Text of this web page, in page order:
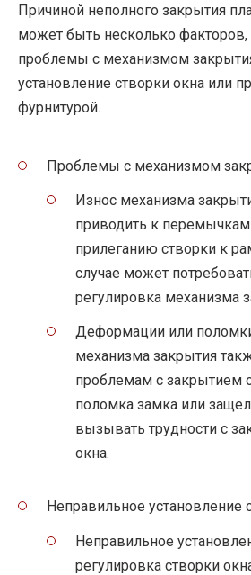
Причиной неполного закрытия
может быть несколько
проблемы с механизмом
установление створки окна или
фурнитурой.
Проблемы с механизмом
Износ механизма
приводить к
прилеганию створки к
случае может
регулировка механизма
Деформации или
механизма закрытия
проблемам с закрытием
поломка замка или
вызывать трудности с
окна.
Неправильное установление
Неправильное
регулировка створки